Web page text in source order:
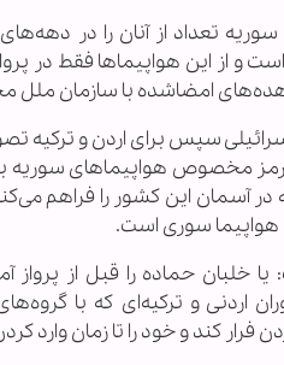
سال 1959 روسیه است. سوریه تعداد از
و از این هواپیماها فقط در
امضاشده با سازمان ملل
سپس برای اردن و ترکیه
مخصوص هواپیماهای سوریه
در آسمان این کشور را فراهم
هواپیما سوری است.
و ترکیه‌ای که با گروه‌های
فرار کند و خود را تا زمان